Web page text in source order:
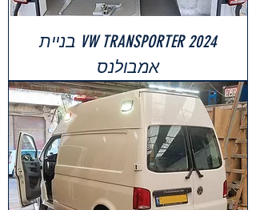
VW TRANSPORTER 2024 בניית
אמבולנס